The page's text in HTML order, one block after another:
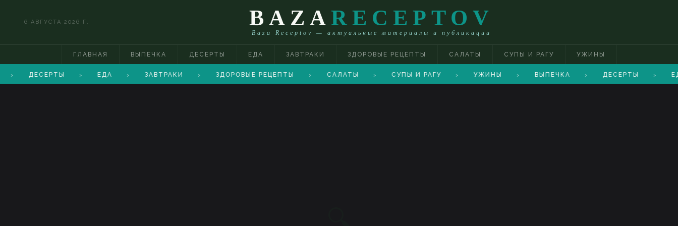
6 АВГУСТА 2026 Г. BAZA RECEPTOV
Baza Receptov — актуальные материалы и публикации
ГЛАВНАЯ ВЫПЕЧКА ДЕСЕРТЫ ЕДА ЗАВТРАКИ ЗДОРОВЫЕ РЕЦЕПТЫ САЛАТЫ СУПЫ И РАГУ УЖИНЫ
> ДЕСЕРТЫ > ЕДА > ЗАВТРАКИ > ЗДОРОВЫЕ РЕЦЕПТЫ > САЛАТЫ > СУПЫ И РАГУ > УЖИНЫ > ВЫПЕЧКА > ДЕСЕРТЫ >